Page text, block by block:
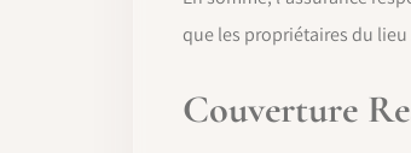
que les propriétaires du
Couverture